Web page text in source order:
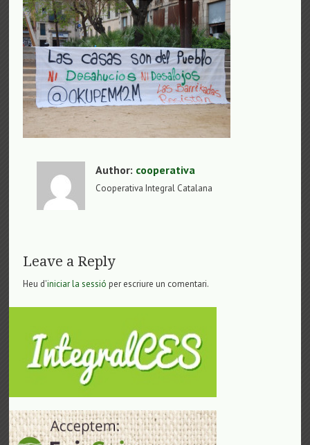
Author: cooperativa
Cooperativa Integral Catalana
Leave a Reply
Heu d'iniciar la sessió per escriure un comentari.